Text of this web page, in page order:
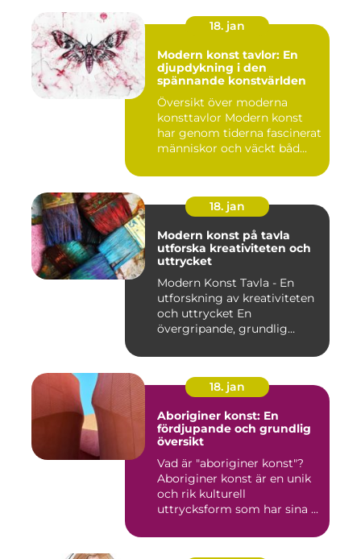
18. jan
Modern konst tavlor: En
djupdykning i den
spännande konstvärlden
Översikt över moderna
konsttavlor Modern konst
har genom tiderna fascinerat
människor och väckt båd...
18. jan
Modern konst på tavla
utforska kreativiteten och
uttrycket
Modern Konst Tavla - En
utforskning av kreativiteten
och uttrycket En
övergripande, grundlig
18. jan
Aboriginer konst: En
fördjupande och grundlig
översikt
Vad är "aboriginer konst"?
Aboriginer konst är en unik
och rik kulturell
uttrycksform som har sina ...